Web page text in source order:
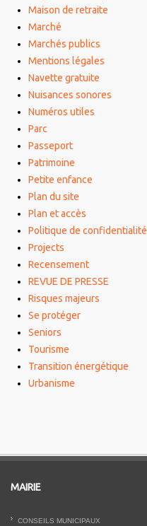
Maison de retraite
Marché
Marchés publics
Mentions légales
Navette gratuite
Nuisances sonores
Numéros utiles
Parc
Passeport
Patrimoine
Petite enfance
Plan du site
Plan et accès
Politique de confidentialité
Projects
Recensement
REVUE DE PRESSE
Risques majeurs
Se protéger
Seniors
Tourisme
Transition énergétique
Urbanisme
MAIRIE
CONSEILS MUNICIPAUX